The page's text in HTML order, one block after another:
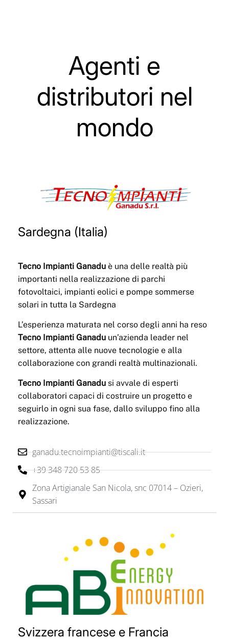
Agenti e
distributori nel
mondo
Sardegna (Italia)
Tecno Impianti Ganadu è una delle realtà più
importanti nella realizzazione di parchi
fotovoltaici, impianti eolici e pompe sommerse
solari in tutta la Sardegna
L’esperienza maturata nel corso degli anni ha reso
Tecno Impianti Ganadu un’azienda leader nel
settore, attenta alle nuove tecnologie e alla
collaborazione con grandi realtà multinazionali.
Tecno Impianti Ganadu si avvale di esperti
collaboratori capaci di costruire un progetto e
seguirlo in ogni sua fase, dallo sviluppo fino alla
realizzazione.
ganadu.tecnoimpianti@tiscali.it
+39 348 720 53 85
Zona Artigianale San Nicola, snc 07014 – Ozieri,
Sassari
Svizzera francese e Francia